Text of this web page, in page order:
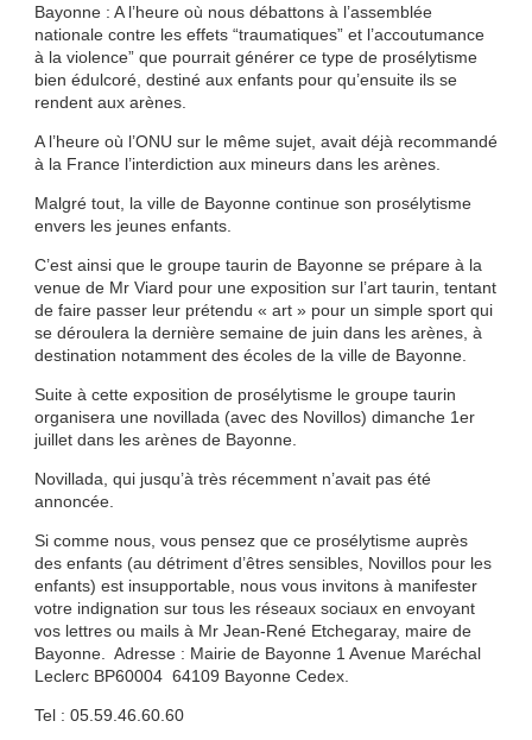
Bayonne : A l’heure où nous débattons à l’assemblée
nationale contre les effets “traumatiques” et l’accoutumance
à la violence” que pourrait générer ce type de prosélytisme
bien édulcoré, destiné aux enfants pour qu’ensuite ils se
rendent aux arènes.
A l’heure où l’ONU sur le même sujet, avait déjà recommandé
à la France l’interdiction aux mineurs dans les arènes.
Malgré tout, la ville de Bayonne continue son prosélytisme
envers les jeunes enfants.
C’est ainsi que le groupe taurin de Bayonne se prépare à la
venue de Mr Viard pour une exposition sur l’art taurin, tentant
de faire passer leur prétendu « art » pour un simple sport qui
se déroulera la dernière semaine de juin dans les arènes, à
destination notamment des écoles de la ville de Bayonne.
Suite à cette exposition de prosélytisme le groupe taurin
organisera une novillada (avec des Novillos) dimanche 1er
juillet dans les arènes de Bayonne.
Novillada, qui jusqu’à très récemment n’avait pas été
annoncée.
Si comme nous, vous pensez que ce prosélytisme auprès
des enfants (au détriment d’êtres sensibles, Novillos pour les
enfants) est insupportable, nous vous invitons à manifester
votre indignation sur tous les réseaux sociaux en envoyant
vos lettres ou mails à Mr Jean-René Etchegaray, maire de
Bayonne. Adresse : Mairie de Bayonne 1 Avenue Maréchal
Leclerc BP60004 64109 Bayonne Cedex.
Tel : 05.59.46.60.60